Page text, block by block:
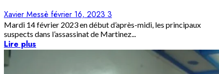
Xavier Messè février 16, 2023 3
Mardi 14 février 2023 en début d’après-midi, les principaux
suspects dans l’assassinat de Martinez...
Lire plus